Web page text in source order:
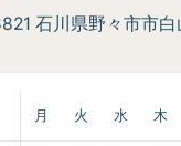
石川県野々市市
月 火 水 木